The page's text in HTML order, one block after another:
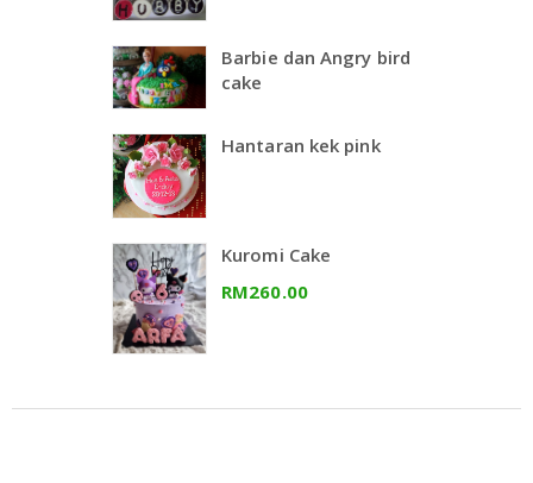
Barbie dan Angry bird
cake
Hantaran kek pink
Kuromi Cake
RM260.00